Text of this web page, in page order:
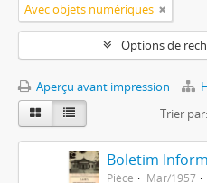
Avec objets numériques
Options de
Aperçu avant impression
Trier par:
Boletim
Pièce
Mar/1957